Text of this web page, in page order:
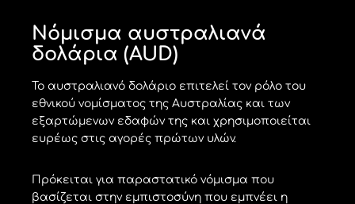
Νόμισμα αυστραλιανά
δολάρια (AUD)
Το αυστραλιανό δολάριο επιτελεί τον ρόλο του
εθνικού νομίσματος της Αυστραλίας και των
εξαρτώμενων εδαφών της και χρησιμοποιείται
ευρέως στις αγορές πρώτων υλών.
Πρόκειται για παραστατικό νόμισμα που
βασίζεται στην εμπιστοσύνη που εμπνέει η